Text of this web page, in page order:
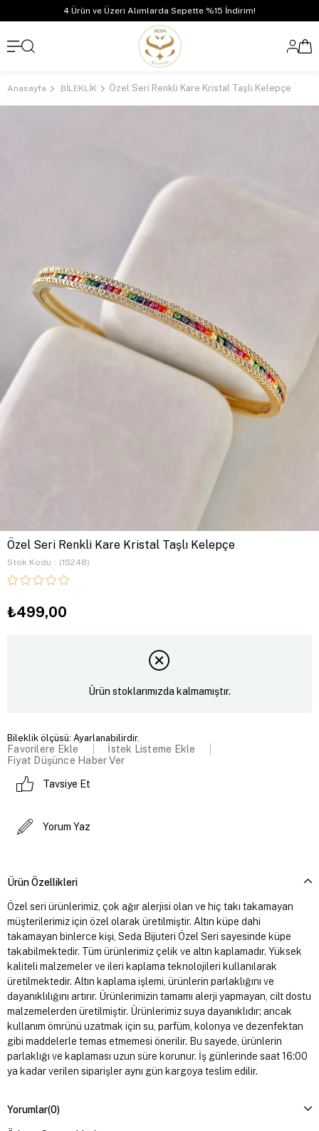
4 Ürün ve Üzeri Alımlarda Sepette %15 İndirim!
Anasayfa BİLEKLİK Özel Seri Renkli Kare Kristal Taşlı Kelepçe
Özel Seri Renkli Kare Kristal Taşlı Kelepçe
Stok Kodu (15248)
₺499,00
Ürün stoklarımızda kalmamıştır.
Bileklik ölçüsü: Ayarlanabilirdir.
Favorilere Ekle
İstek Listeme Ekle
Fiyat Düşünce Haber Ver
Tavsiye Et
Yorum Yaz
Ürün Özellikleri
Özel seri ürünlerimiz, çok ağır alerjisi olan ve hiç takı takamayan
müşterilerimiz için özel olarak üretilmiştir. Altın küpe dahi
takamayan binlerce kişi, Seda Bijuteri Özel Seri sayesinde küpe
takabilmektedir. Tüm ürünlerimiz çelik ve altın kaplamadır. Yüksek
kaliteli malzemeler ve ileri kaplama teknolojileri kullanılarak
üretilmektedir. Altın kaplama işlemi, ürünlerin parlaklığını ve
dayanıklılığını artırır. Ürünlerimizin tamamı alerji yapmayan, cilt dostu
malzemelerden üretilmiştir. Ürünlerimiz suya dayanıklıdır; ancak
kullanım ömrünü uzatmak için su, parfüm, kolonya ve dezenfektan
gibi maddelerle temas etmemesi önerilir. Bu sayede, ürünlerin
parlaklığı ve kaplaması uzun süre korunur. İş günlerinde saat 16:00
ya kadar verilen siparişler aynı gün kargoya teslim edilir.
Yorumlar(0)